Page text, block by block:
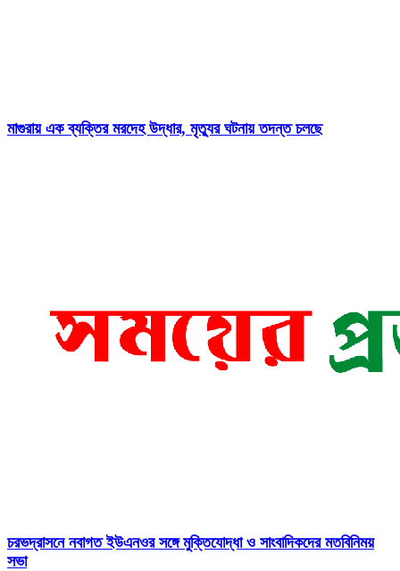
মাগুরায় এক ব্যক্তির মরদেহ উদ্ধার, মৃত্যুর ঘটনায় তদন্ত চলছে
চরভদ্রাসনে নবাগত ইউএনওর সঙ্গে মুক্তিযোদ্ধা ও সাংবাদিকদের মতবিনিময়
সভা